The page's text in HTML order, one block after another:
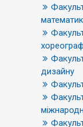
дизайну